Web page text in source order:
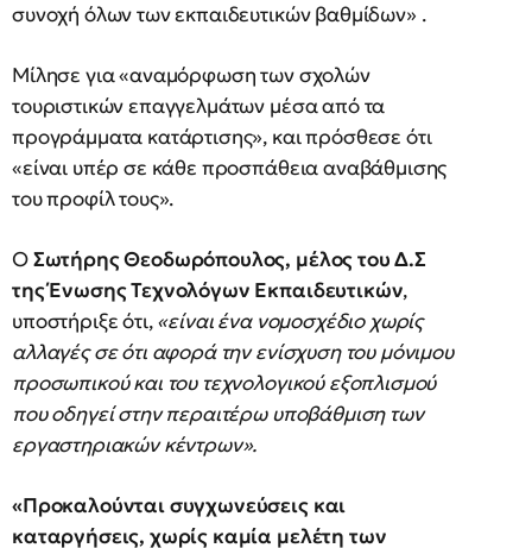
συνοχή όλων των εκπαιδευτικών βαθμίδων» .
Μίλησε για «αναμόρφωση των σχολών
τουριστικών επαγγελμάτων μέσα από τα
προγράμματα κατάρτισης», και πρόσθεσε ότι
«είναι υπέρ σε κάθε προσπάθεια αναβάθμισης
του προφίλ τους».
ΟΣωτήρης Θεοδωρόπουλος, μέλος του Δ.Σ
της Ένωσης Τεχνολόγων Εκπαιδευτικών,
υποστήριξε ότι,«είναι ένα νομοσχέδιο χωρίς
αλλαγές σε ότι αφορά την ενίσχυση του μόνιμου
προσωπικού και του τεχνολογικού εξοπλισμού
που οδηγεί στην περαιτέρω υποβάθμιση των
εργαστηριακών κέντρων».
«Προκαλούνται συγχωνεύσεις και
καταργήσεις, χωρίς καμία μελέτη των